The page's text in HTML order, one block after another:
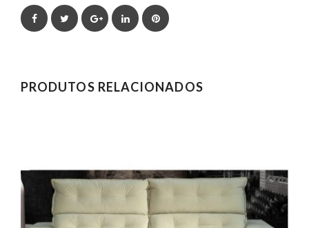
FacebookTwitterGoogle+LinkedInPinterest
PRODUTOS RELACIONADOS